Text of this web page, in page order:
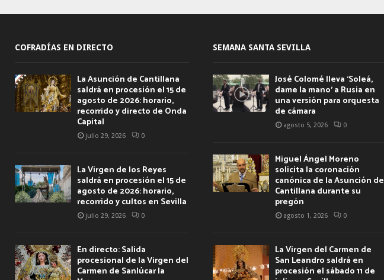
COFRADÍAS EN DIRECTO
La Asunción de Cantillana
saldrá en procesión el 15 de
agosto de 2026: horario,
recorrido y directo de Onda
Capital
julio 29, 2026 0
La Virgen de los Reyes
saldrá en procesión el 15 de
agosto de 2026: horario,
recorrido y cultos en Sevilla
julio 29, 2026 0
En directo: Salida
procesional de la Virgen del
Carmen de Sanlúcar la
SEMANA SANTA SEVILLA
José Colomé lleva ‘Soleá,
dame la mano’ a Rusia en
una versión para orquesta
de cámara
agosto 5, 2026 0
Miguel Ángel Moreno
solicita la coronación
canónica de la Asunción de
Cantillana durante su
pregón
agosto 1, 2026 0
La Virgen del Carmen de
San Leandro saldrá en
procesión el sábado 11 de